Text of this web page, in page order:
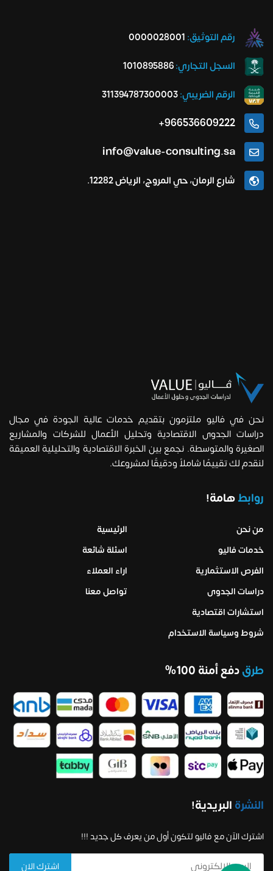
رقم التوثيق: 0000028001
السجل التجاري:1010895886
الرقم الضريبي:311394787300003
966536609222+
info@value-consulting.sa
شارع الرمان، حي المروج، الرياض 12282.
نحن في فاليو ملتزمون بتقديم خدمات عالية الجودة في مجال
دراسات الجدوى الاقتصادية وتحليل الأعمال للشركات والمشاريع
الصغيرة والمتوسطة. نجمع بين الخبرة الاقتصادية والتحليلية العميقة
لنقدم لك تقييمًا شاملاً ودقيقًا لمشروعك.
روابطهامة!
من نحن
خدمات فاليو
الفرص الاستثمارية
دراسات الجدوى
استشارات اقتصادية
شروط وسياسة الاستخدام
الرئيسية
اسئلة شائعة
اراء العملاء
تواصل معنا
طرقدفع أمنة 100%
النشرة البريدية!
اشترك الآن مع فاليو لتكون أول من يعرف كل جديد !!!